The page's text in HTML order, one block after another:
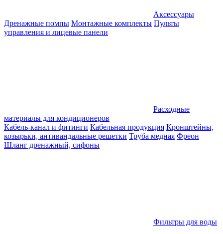
Аксессуары
Дренажные помпы Монтажные комплекты Пульты
управления и лицевые панели
Расходные
материалы для кондиционеров
Кабель-канал и фитинги Кабельная продукция Кронштейны,
козырьки, антивандальные решетки Труба медная Фреон
Шланг дренажный, сифоны
Фильтры для воды